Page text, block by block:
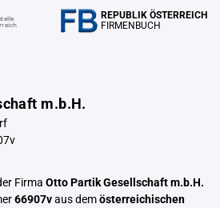
REPUBLIK ÖSTERREICH
FIRMENBUCH
m.b.H.
Firma Otto Partik Gesellschaft m.b.H.
66907vaus demösterreichischen